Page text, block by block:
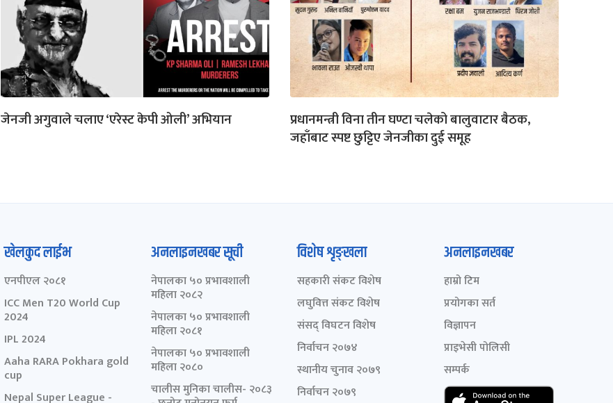
जेनजी अगुवाले चलाए ‘एरेस्ट केपी ओली’ अभियान
प्रधानमन्त्री विना तीन घण्टा चलेको बालुवाटार बैठक,
जहाँबाट स्पष्ट छुट्टिए जेनजीका दुई समूह
खेलकुद लाईभ
एनपीएल २०८१
ICC Men T20 World Cup
2024
IPL 2024
Aaha RARA Pokhara gold
cup
Nepal Super League -
अनलाइनखबर सूची
नेपालका ५० प्रभावशाली
महिला २०८२
नेपालका ५० प्रभावशाली
महिला २०८१
नेपालका ५० प्रभावशाली
महिला २०८०
चालीस मुनिका चालीस- २०८३
विशेष शृङ्खला
सहकारी संकट विशेष
लघुवित्त संकट विशेष
संसद् विघटन विशेष
निर्वाचन २०७४
स्थानीय चुनाव २०७९
निर्वाचन २०७९
अनलाइनखबर
हाम्रो टिम
प्रयोगका सर्त
विज्ञापन
प्राइभेसी पोलिसी
सम्पर्क